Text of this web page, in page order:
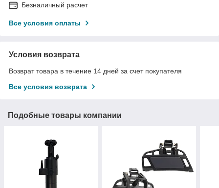
Безналичный расчет
Все условия оплаты
Условия возврата
Возврат товара в течение 14 дней за счет покупателя
Все условия возврата
Подобные товары компании